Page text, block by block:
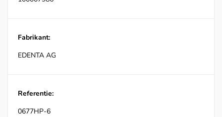
Fabrikant:
EDENTA AG
Referentie:
0677HP-6